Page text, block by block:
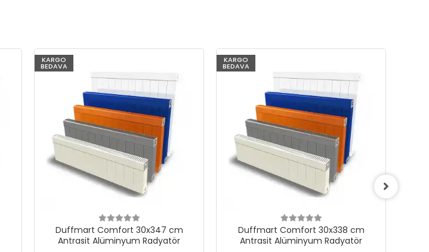
KARGO
BEDAVA
Duffmart Comfort 30x347 cm
Antrasit Alüminyum Radyatör
KARGO
BEDAVA
Duffmart Comfort 30x338 cm
Antrasit Alüminyum Radyatör